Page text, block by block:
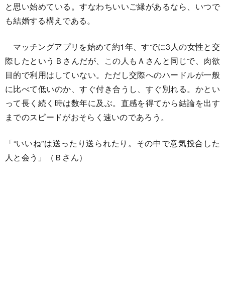
と思い始めている。すなわちいいご縁があるなら、いつで
も結婚する構えである。
マッチングアプリを始めて約1年、すでに3人の女性と交
際したというＢさんだが、この人もＡさんと同じで、肉欲
目的で利用はしていない。ただし交際へのハードルが一般
に比べて低いのか、すぐ付き合うし、すぐ別れる。かとい
って長く続く時は数年に及ぶ。直感を得てから結論を出す
までのスピードがおそらく速いのであろう。
「“いいね”は送ったり送られたり。その中で意気投合した
人と会う」（Ｂさん）